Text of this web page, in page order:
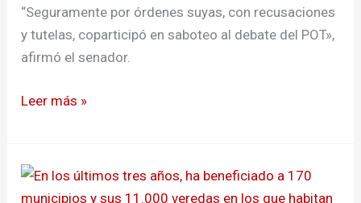
“Seguramente por órdenes suyas, con recusaciones
y tutelas, coparticipó en saboteo al debate del POT»,
afirmó el senador.
proceso
de
del
Leer más »
$9,3
billones